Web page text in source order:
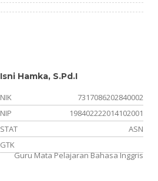
Isni Hamka, S.Pd.I
NIK
7317086202840002
NIP
198402222014102001
STAT
ASN
GTK
Guru Mata Pelajaran Bahasa Inggris